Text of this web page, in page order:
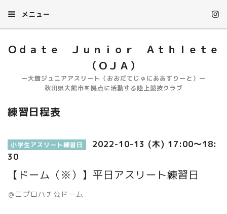
メニュー
Ｏｄａｔｅ Ｊｕｎｉｏｒ Ａｔｈｌｅｔｅ
（ＯＪＡ）
ー大館ジュニアアスリート（おおだてじゅにああすりーと）ー
秋田県大館市を拠点に活動する陸上競技クラブ
練習日程表
小学生アスリート練習日
2022-10-13 (木) 17:00～18:
30
【ドーム（※）】平日アスリート練習日
＠ニプロハチ公ドーム